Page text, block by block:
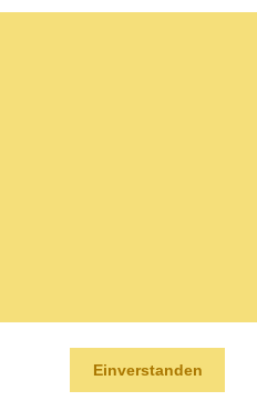
Einverstanden
Impressum